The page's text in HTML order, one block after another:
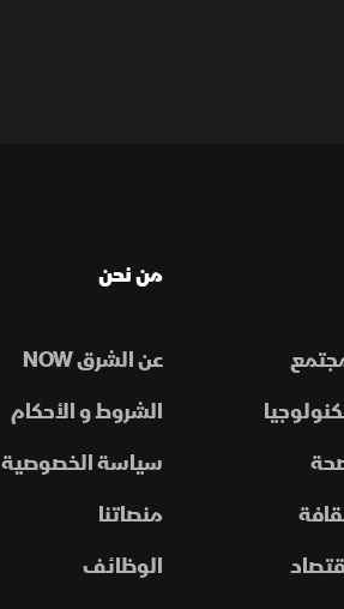
من نحن
عن الشرق NOW
الشروط و الأحكام
سياسة الخصوصية
منصاتنا
الوظائف